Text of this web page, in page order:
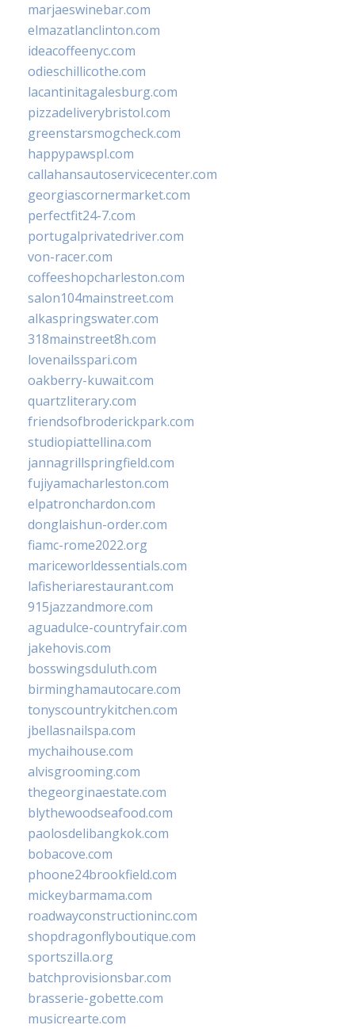
marjaeswinebar.com
elmazatlanclinton.com
ideacoffeenyc.com
odieschillicothe.com
lacantinitagalesburg.com
pizzadeliverybristol.com
greenstarsmogcheck.com
happypawspl.com
callahansautoservicecenter.com
georgiascornermarket.com
perfectfit24-7.com
portugalprivatedriver.com
von-racer.com
coffeeshopcharleston.com
salon104mainstreet.com
alkaspringswater.com
318mainstreet8h.com
lovenailsspari.com
oakberry-kuwait.com
quartzliterary.com
friendsofbroderickpark.com
studiopiattellina.com
jannagrillspringfield.com
fujiyamacharleston.com
elpatronchardon.com
donglaishun-order.com
fiamc-rome2022.org
mariceworldessentials.com
lafisheriarestaurant.com
915jazzandmore.com
aguadulce-countryfair.com
jakehovis.com
bosswingsduluth.com
birminghamautocare.com
tonyscountrykitchen.com
jbellasnailspa.com
mychaihouse.com
alvisgrooming.com
thegeorginaestate.com
blythewoodseafood.com
paolosdelibangkok.com
bobacove.com
phoone24brookfield.com
mickeybarmama.com
roadwayconstructioninc.com
shopdragonflyboutique.com
sportszilla.org
batchprovisionsbar.com
brasserie-gobette.com
musicrearte.com